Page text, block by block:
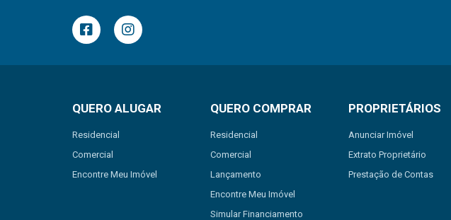
QUERO ALUGAR
Residencial
Comercial
Encontre Meu Imóvel
QUERO COMPRAR
Residencial
Comercial
Lançamento
Encontre Meu Imóvel
Simular Financiamento
PROPRIETÁRIOS
Anunciar Imóvel
Extrato Proprietário
Prestação de Contas